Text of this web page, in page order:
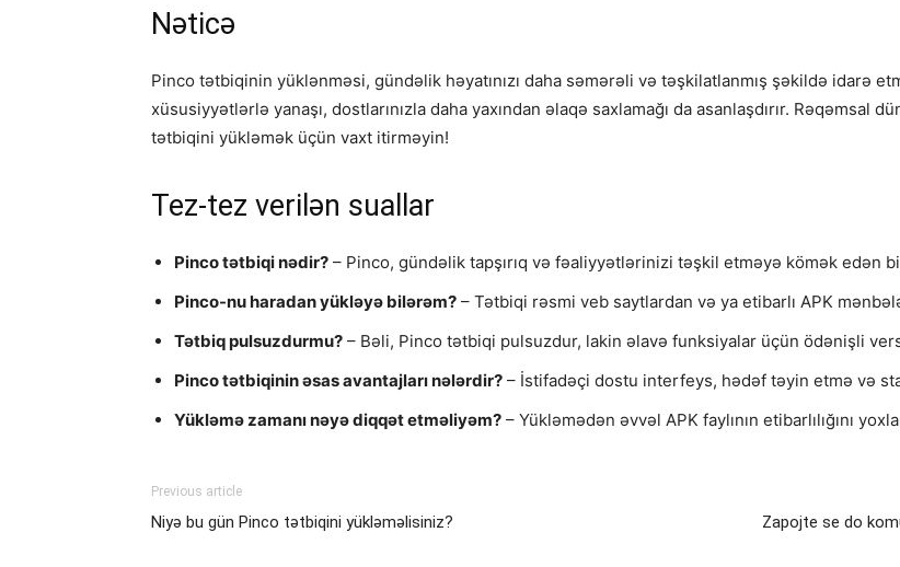
Nəticə
Pinco tətbiqinin yüklənməsi, gündəlik həyatınızı daha səmərəli və təşkilatlanmış şəkildə idarə
xüsusiyyətlərlə yanaşı, dostlarınızla daha yaxından əlaqə saxlamağı da asanlaşdırır. Rəqəmsal
tətbiqini yükləmək üçün vaxt itirməyin!
Tez-tez verilən suallar
Pinco tətbiqi nədir? – Pinco, gündəlik tapşırıq və fəaliyyətlərinizi təşkil etməyə kömək edən
Pinco-nu haradan yükləyə bilərəm? – Tətbiqi rəsmi veb saytlardan və ya etibarlı APK
Tətbiq pulsuzdurmu? – Bəli, Pinco tətbiqi pulsuzdur, lakin əlavə funksiyalar üçün ödənişli
Pinco tətbiqinin əsas avantajları nələrdir? – İstifadəçi dostu interfeys, hədəf təyin etmə və
Yükləmə zamanı nəyə diqqət etməliyəm? – Yükləmədən əvvəl APK faylının etibarlılığını
Previous article
Niyə bu gün Pinco tətbiqini yükləməlisiniz? Zapojte se do